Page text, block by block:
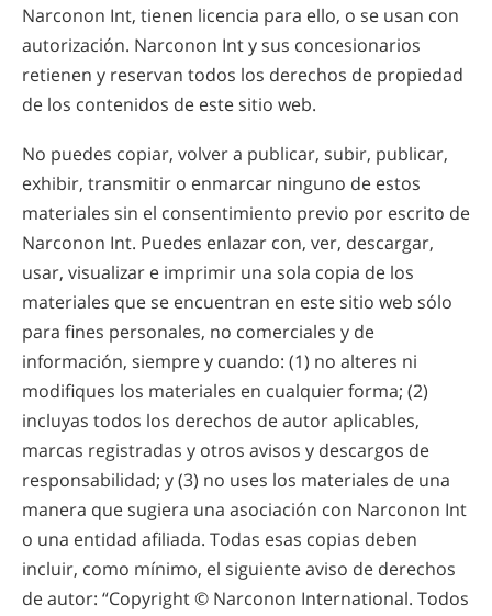
Narconon Int, tienen licencia para ello, o se usan con
autorización. Narconon Int y sus concesionarios
retienen y reservan todos los derechos de propiedad
de los contenidos de este sitio web.
No puedes copiar, volver a publicar, subir, publicar,
exhibir, transmitir o enmarcar ninguno de estos
materiales sin el consentimiento previo por escrito de
Narconon Int. Puedes enlazar con, ver, descargar,
usar, visualizar e imprimir una sola copia de los
materiales que se encuentran en este sitio web sólo
para fines personales, no comerciales y de
información, siempre y cuando: (1) no alteres ni
modifiques los materiales en cualquier forma; (2)
incluyas todos los derechos de autor aplicables,
marcas registradas y otros avisos y descargos de
responsabilidad; y (3) no uses los materiales de una
manera que sugiera una asociación con Narconon Int
o una entidad afiliada. Todas esas copias deben
incluir, como mínimo, el siguiente aviso de derechos
de autor: “Copyright © Narconon International. Todos